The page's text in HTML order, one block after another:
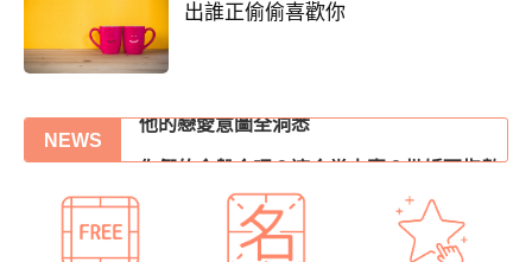
出誰正偷偷喜歡你
NEWS
張盛舒大師，詳批你的一生命運！